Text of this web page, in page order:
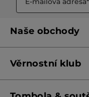
Naše obchody
Franšízing
Věrnostní klub